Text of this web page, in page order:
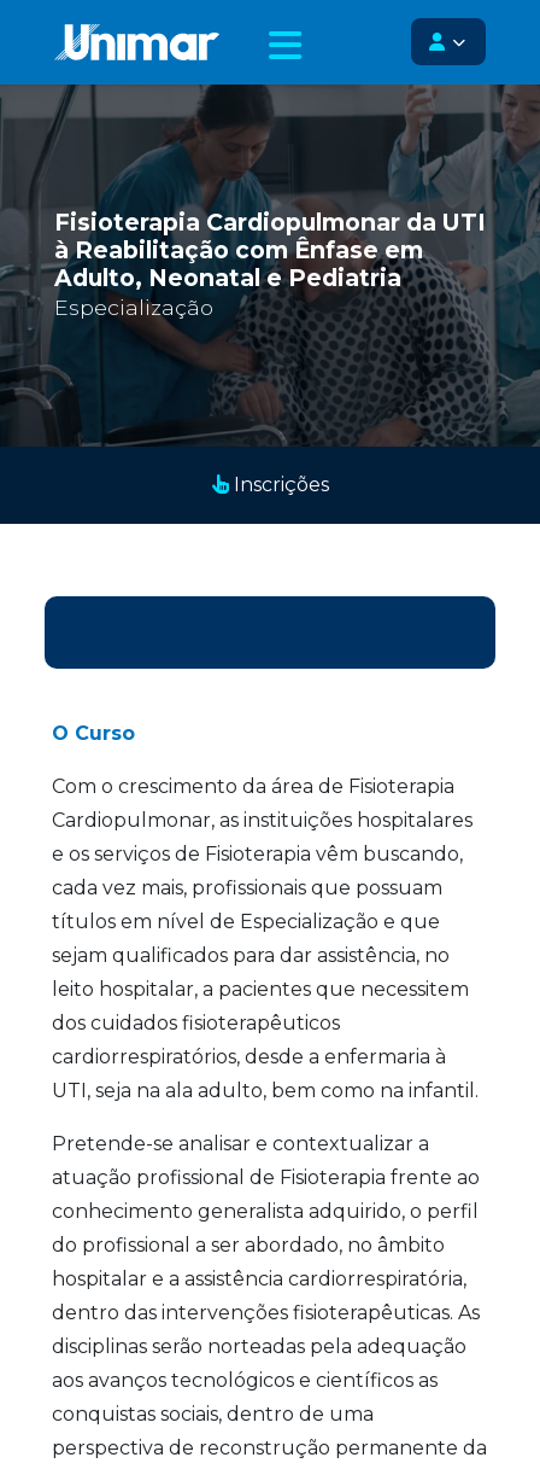
Fisioterapia Cardiopulmonar da UTI
à Reabilitação com Ênfase em
Adulto, Neonatal e Pediatria
Especialização
Inscrições
O Curso
Com o crescimento da área de Fisioterapia
Cardiopulmonar, as instituições hospitalares
e os serviços de Fisioterapia vêm buscando,
cada vez mais, profissionais que possuam
títulos em nível de Especialização e que
sejam qualificados para dar assistência, no
leito hospitalar, a pacientes que necessitem
dos cuidados fisioterapêuticos
cardiorrespiratórios, desde a enfermaria à
UTI, seja na ala adulto, bem como na infantil.
Pretende-se analisar e contextualizar a
atuação profissional de Fisioterapia frente ao
conhecimento generalista adquirido, o perfil
do profissional a ser abordado, no âmbito
hospitalar e a assistência cardiorrespiratória,
dentro das intervenções fisioterapêuticas. As
disciplinas serão norteadas pela adequação
aos avanços tecnológicos e científicos as
conquistas sociais, dentro de uma
perspectiva de reconstrução permanente da